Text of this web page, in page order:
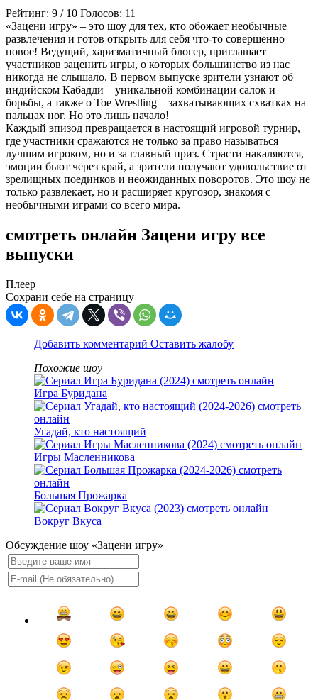
Рейтинг: 9 / 10 Голосов: 11
«Зацени игру» – это шоу для тех, кто обожает необычные
развлечения и готов открыть для себя что-то совершенно
новое! Ведущий, харизматичный блогер, приглашает
участников заценить игры, о которых большинство из нас
никогда не слышало. В первом выпуске зрители узнают об
индийском Кабадди – уникальной комбинации салок и
борьбы, а также о Toe Wrestling – захватывающих схватках на
пальцах ног. Но это лишь начало!
Каждый эпизод превращается в настоящий игровой турнир,
где участники сражаются не только за право называться
лучшим игроком, но и за главный приз. Страсти накаляются,
эмоции бьют через край, а зрители получают удовольствие от
зрелищных поединков и неожиданных поворотов. Это шоу не
только развлекает, но и расширяет кругозор, знакомя с
необычными играми со всего мира.
смотреть онлайн Зацени игру все
выпуски
Плеер
Сохрани себе на страницу
Добавить комментарий Оставить жалобу
Похожие шоу
Игра Буридана
Угадай, кто настоящий
Игры Масленникова
Большая Прожарка
Вокруг Вкуса
Обсуждение шоу «Зацени игру»